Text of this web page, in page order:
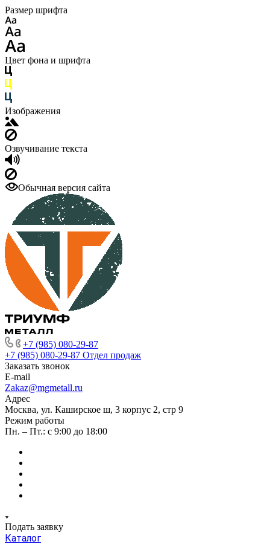
Размер шрифта
Цвет фона и шрифта
Изображения
Озвучивание текста
Обычная версия сайта
+7 (985) 080-29-87
+7 (985) 080-29-87 Отдел продаж
Заказать звонок
E-mail
Zakaz@mgmetall.ru
Адрес
Москва, ул. Каширское ш, 3 корпус 2, стр 9
Режим работы
Пн. – Пт.: с 9:00 до 18:00
Подать заявку
Каталог